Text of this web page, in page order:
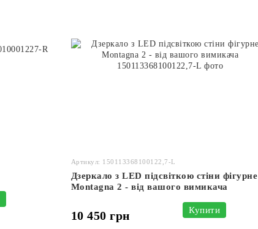
Артикул: 150113368100122,7-L
Дзеркало з LED підсвіткою стіни фігурне
Montagna 2 - від вашого вимикача
10 450 грн Купити